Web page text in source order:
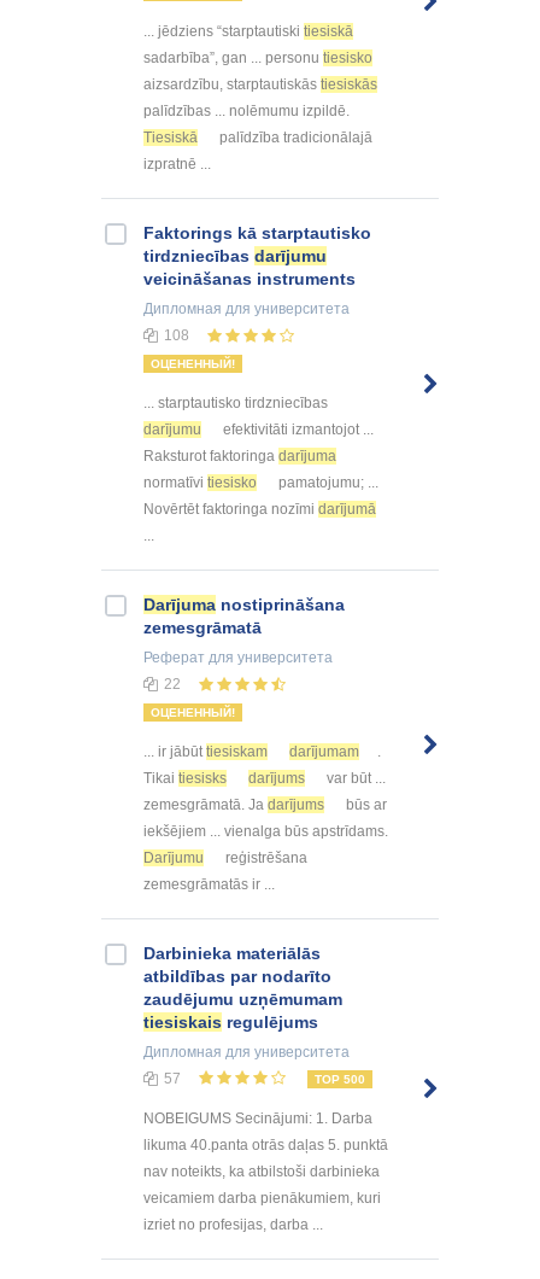
... jēdziens “starptautiski tiesiskā
sadarbība”, gan ... personu tiesisko
aizsardzību, starptautiskās tiesiskās
palīdzības ... nolēmumu izpildē.
Tiesiskā
palīdzība tradicionālajā
izpratnē ...
Faktorings kā starptautisko
tirdzniecības darījumu
veicināšanas instruments
Дипломная для университета
108
ОЦЕНЕННЫЙ!
... starptautisko tirdzniecības
darījumu
efektivitāti izmantojot ...
Raksturot faktoringa darījuma
normatīvi tiesisko
pamatojumu; ...
Novērtēt faktoringa nozīmi darījumā
Darījuma nostiprināšana
zemesgrāmatā
Реферат для университета
22
ОЦЕНЕННЫЙ!
... ir jābūt tiesiskam darījumam
Tikai tiesisks darījums
var būt ...
zemesgrāmatā. Ja darījums
būs ar
iekšējiem ... vienalga būs apstrīdams.
Darījumu
reģistrēšana
zemesgrāmatās ir ...
Darbinieka materiālās
atbildības par nodarīto
zaudējumu uzņēmumam
tiesiskais regulējums
Дипломная для университета
57
TOP 500
NOBEIGUMS Secinājumi: 1. Darba
likuma 40.panta otrās daļas 5. punktā
nav noteikts, ka atbilstoši darbinieka
veicamiem darba pienākumiem, kuri
izriet no profesijas, darba ...